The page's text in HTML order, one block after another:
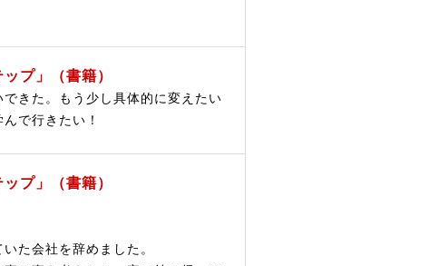
プ」（書籍）
きた。もう少し具体的に変えたい
で行きたい！
プ」（書籍）
た会社を辞めました。